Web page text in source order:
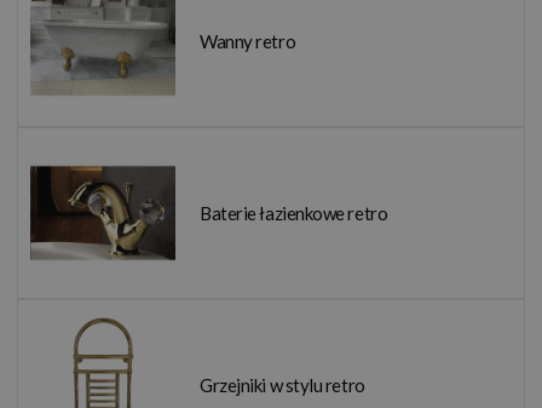
Wanny retro
Baterie łazienkowe retro
Grzejniki w stylu retro